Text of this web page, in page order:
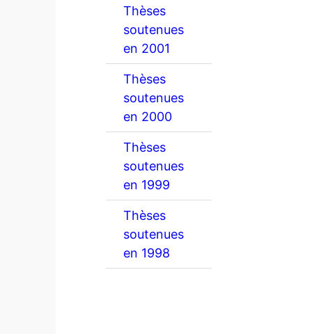
Thèses
soutenues
en 2001
Thèses
soutenues
en 2000
Thèses
soutenues
en 1999
Thèses
soutenues
en 1998